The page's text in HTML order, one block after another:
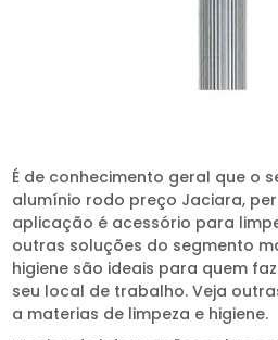
É de conhecimento geral que o
alumínio rodo preço Jaciara,
aplicação é acessório para
outras soluções do segmento
higiene são ideais para quem
seu local de trabalho. Veja
a materias de limpeza e higiene.